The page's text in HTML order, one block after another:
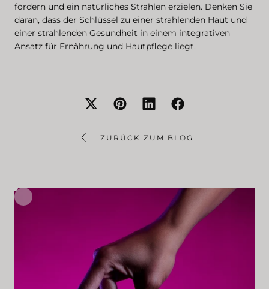
fördern und ein natürliches Strahlen erzielen. Denken Sie
daran, dass der Schlüssel zu einer strahlenden Haut und
einer strahlenden Gesundheit in einem integrativen
Ansatz für Ernährung und Hautpflege liegt.
ZURÜCK ZUM BLOG